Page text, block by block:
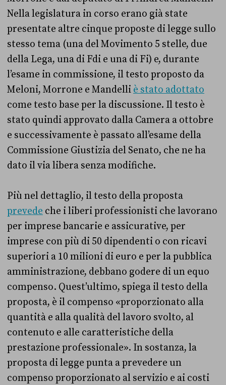
Nella legislatura in corso erano già state
presentate altre cinque proposte di legge sullo
stesso tema (una del Movimento 5 stelle, due
della Lega, una di Fdi e una di Fi) e, durante
l’esame in commissione, il testo proposto da
Meloni, Morrone e Mandelli è stato adottato
come testo base per la discussione. Il testo è
stato quindi approvato dalla Camera a ottobre
e successivamente è passato all’esame della
Commissione Giustizia del Senato, che ne ha
dato il via libera senza modifiche.
Più nel dettaglio, il testo della proposta
prevede che i liberi professionisti che lavorano
per imprese bancarie e assicurative, per
imprese con più di 50 dipendenti o con ricavi
su­periori a 10 milioni di euro e per la pubblica
amministrazione, debbano godere di un equo
compenso. Quest’ultimo, spiega il testo della
proposta, è il compenso «proporzionato alla
quantità e alla qualità del lavoro svolto, al
contenuto e alle caratteristiche della
prestazione professio­nale». In sostanza, la
proposta di legge punta a prevedere un
compenso proporzionato al servizio e ai costi